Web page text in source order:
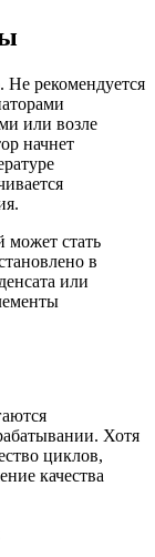
Не рекомендуется
или возле
начнет
может стать
в
или
Хотя
циклов,
качества